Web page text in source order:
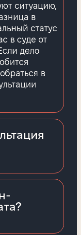
ситуацию,
в
статус
в суде от
дело
в